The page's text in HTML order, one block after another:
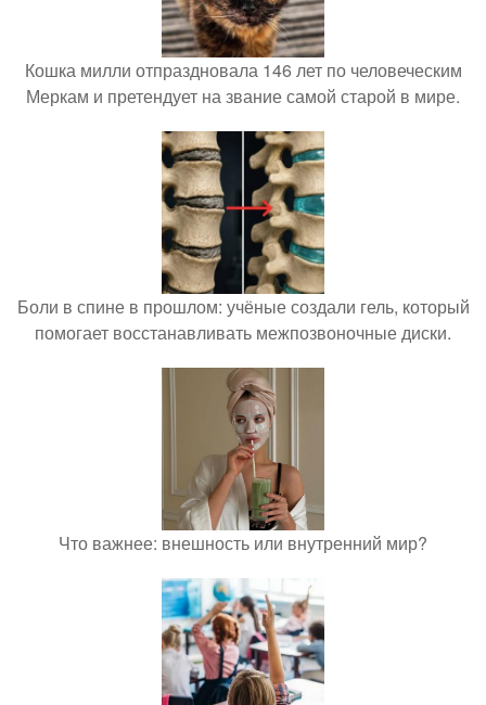
Кошка милли отпраздновала 146 лет по человеческим
Меркам и претендует на звание самой старой в мире.
Боли в спине в прошлом: учёные создали гель, который
помогает восстанавливать межпозвоночные диски.
Что важнее: внешность или внутренний мир?